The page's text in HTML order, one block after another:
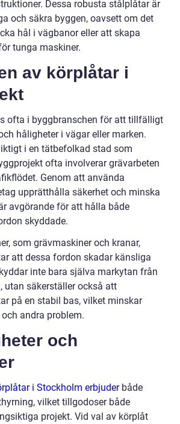
Dessa robusta stålplåtar är
och säkra byggen, oavsett om det
hål i vägbanor eller att skapa
tunga maskiner.
av körplåtar i
ofta i byggbranschen för att tillfälligt
håligheter i vägar eller marken.
i en tätbefolkad stad som
ofta involverar grävarbeten
Genom att använda
upprätthålla säkerhet och minska
avgörande för att hålla både
skyddade.
som grävmaskiner och kranar,
att dessa fordon skadar känsliga
inte bara själva markytan från
utan säkerställer också att
på en stabil bas, vilket minskar
andra problem.
och
i Stockholm erbjuderbåde
vilket tillgodoser både
projekt. Vid val av körplåt